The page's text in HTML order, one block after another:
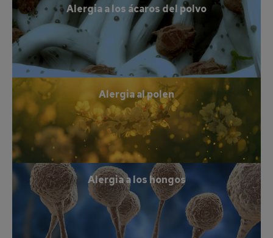
Alergia a los ácaros del polvo
Alergia al polen
Alergia a los hongos